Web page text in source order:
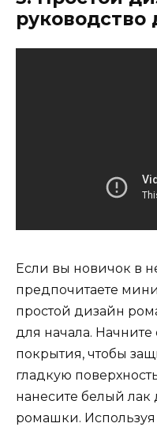
Если вы новичок в
предпочитаете
простой дизайн
для начала. Начните
покрытия, чтобы
гладкую
нанесите белый лак
ромашки.